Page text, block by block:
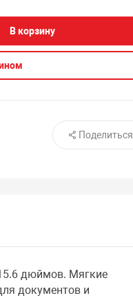
В корзину
Поделиться
дюймов. Мягкие
документов и